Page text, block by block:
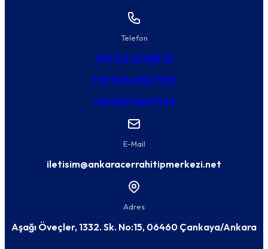
Telefon
+90 312 473 88 55
+90 506 608 73 55
+90 507 300 91 39
E-Mail
iletisim@ankaracerrahitipmerkezi.net
Adres
Aşağı Öveçler, 1332. Sk. No:15, 06460 Çankaya/Ankara